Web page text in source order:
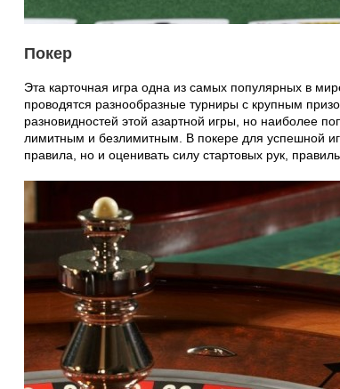
Покер
Эта карточная игра одна из самых популярных в
проводятся разнообразные турниры с крупным
разновидностей этой азартной игры, но наиболее
лимитным и безлимитным. В покере для успешной
правила, но и оценивать силу стартовых рук,